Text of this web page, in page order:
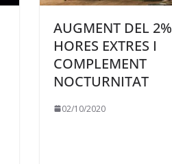
AUGMENT DEL 2%
HORES EXTRES I
COMPLEMENT
NOCTURNITAT
02/10/2020